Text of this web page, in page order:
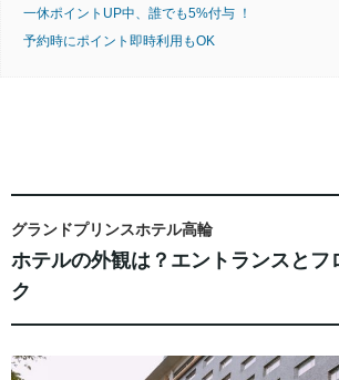
一休ポイントUP中、誰でも5%付与 ！
予約時にポイント即時利用もOK
グランドプリンスホテル高輪
ホテルの外観は？エントランスとフ
ク